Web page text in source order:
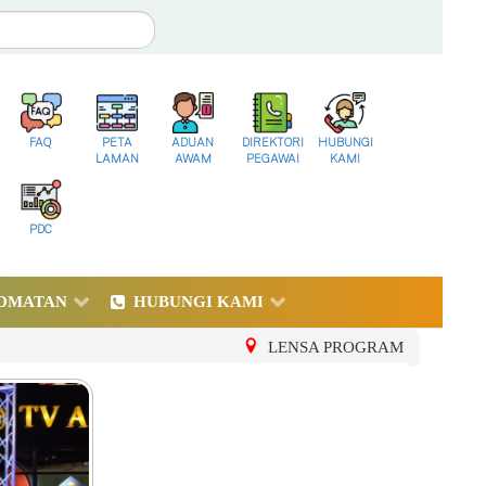
FAQ
PETA
LAMAN
ADUAN
AWAM
DIREKTORI
PEGAWAI
HUBUNGI
KAMI
PDC
HUBUNGI KAMI
LENSA PROGRAM